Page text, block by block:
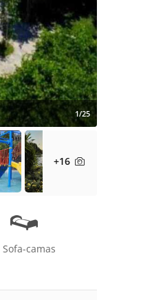
1/25
+16
Sofa-camas